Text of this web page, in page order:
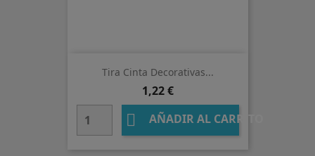
Tira Cinta Decorativas...
Precio
1,22 €
 AÑADIR AL CARRITO